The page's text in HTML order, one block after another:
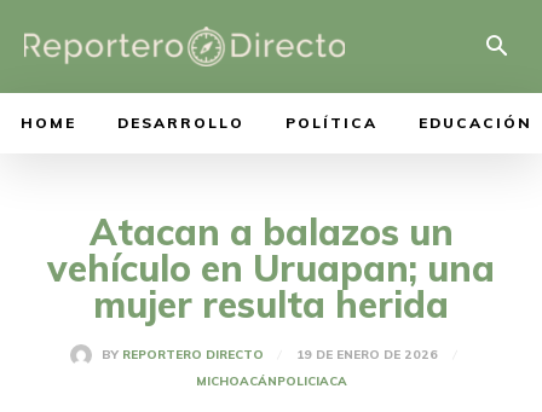
HOME DESARROLLO POLÍTICA EDUCACIÓN
Atacan a balazos un
vehículo en Uruapan; una
mujer resulta herida
BY REPORTERO DIRECTO
19 DE ENERO DE 2026
MICHOACÁNPOLICIACA